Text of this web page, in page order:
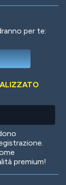
per te:
premium!